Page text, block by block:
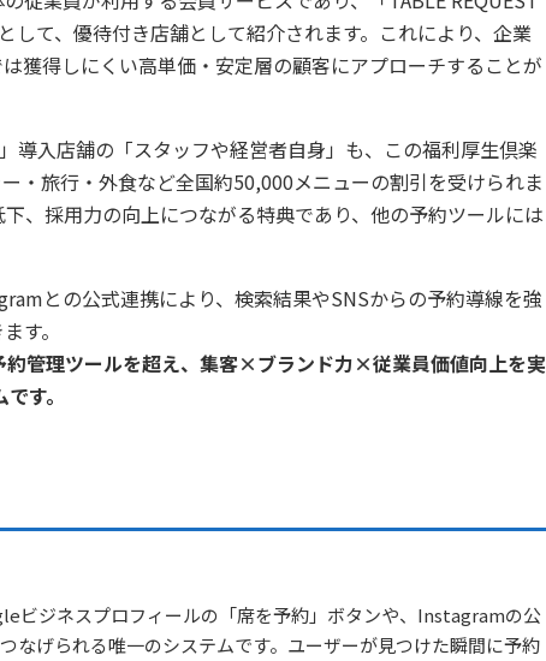
して、優待付き店舗として紹介されます。これにより、企業
獲得しにくい高単価・安定層の顧客にアプローチすることが
導入店舗の「スタッフや経営者自身」も、この福利厚生倶楽
・旅行・外食など全国約50,000メニューの割引を受けられま
、採用力の向上につながる特典であり、他の予約ツールには
との公式連携により、検索結果やSNSからの予約導線を強
す。
約管理ツールを超え、集客×ブランド力×従業員価値向上を実
す。
ビジネスプロフィールの「席を予約」ボタンや、Instagramの公
なげられる唯一のシステムです。ユーザーが見つけた瞬間に予約